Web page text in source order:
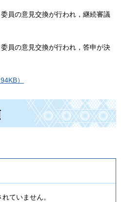
員の意見交換が行われ，継続審議
員の意見交換が行われ，答申が決
）
ていません。